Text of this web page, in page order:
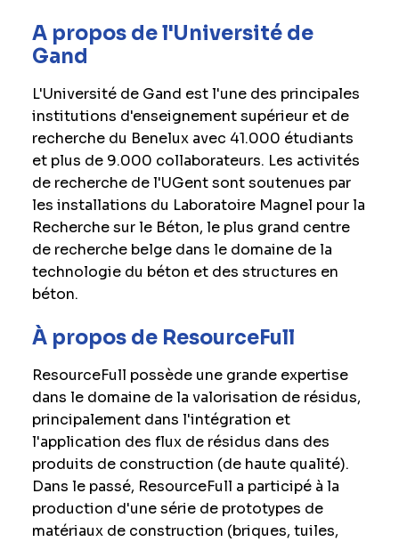
A propos de l'Université de
Gand
L'Université de Gand est l'une des principales
institutions d'enseignement supérieur et de
recherche du Benelux avec 41.000 étudiants
et plus de 9.000 collaborateurs. Les activités
de recherche de l'UGent sont soutenues par
les installations du Laboratoire Magnel pour la
Recherche sur le Béton, le plus grand centre
de recherche belge dans le domaine de la
technologie du béton et des structures en
béton.
À propos de ResourceFull
ResourceFull possède une grande expertise
dans le domaine de la valorisation de résidus,
principalement dans l'intégration et
l'application des flux de résidus dans des
produits de construction (de haute qualité).
Dans le passé, ResourceFull a participé à la
production d'une série de prototypes de
matériaux de construction (briques, tuiles,